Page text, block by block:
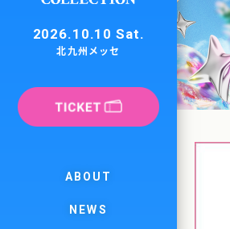
2026.10.10 Sat.
北九州メッセ
ABOUT
NEWS